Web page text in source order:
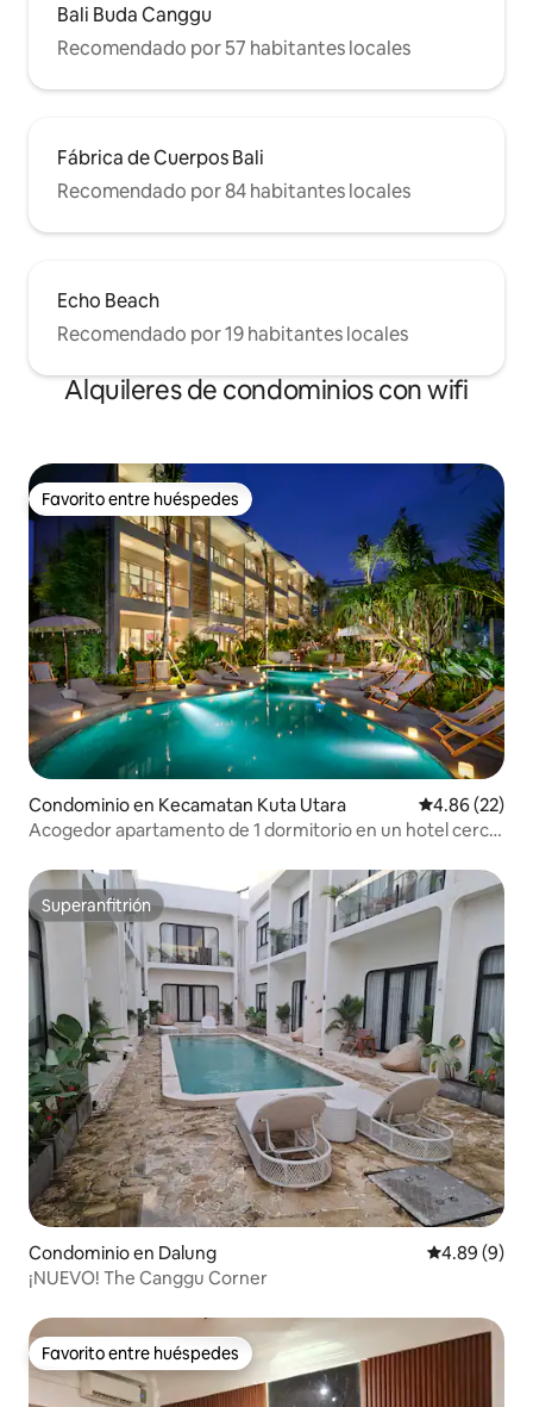
Bali Buda Canggu
Recomendado por 57 habitantes locales
Fábrica de Cuerpos Bali
Recomendado por 84 habitantes locales
Echo Beach
Recomendado por 19 habitantes locales
Alquileres de condominios con wifi
Favorito entre huéspedes
Favorito entre huéspedes
Condominio en Kecamatan Kuta Utara Calificación
4.86 (22)
Acogedor apartamento de 1 dormitorio en un hotel cerca
Superanfitrión
Superanfitrión
Condominio en Dalung Calificación
4.89 (9)
¡NUEVO! The Canggu Corner
Favorito entre huéspedes
Favorito entre huéspedes